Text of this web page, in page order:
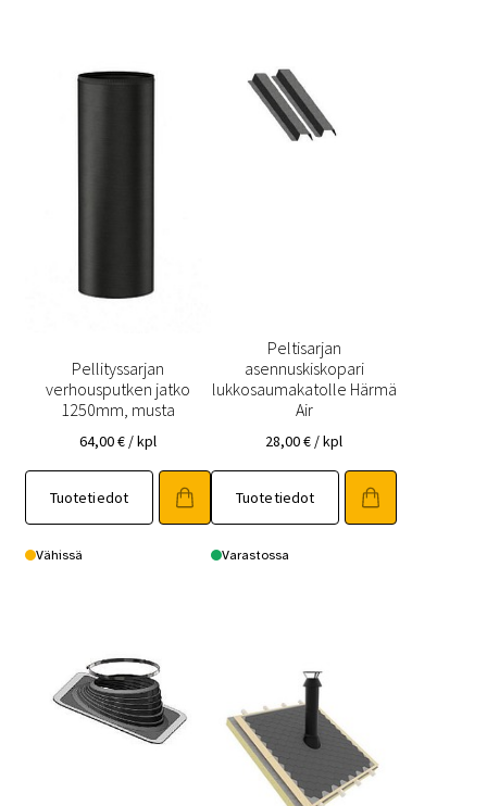
Pellityssarjan
verhousputken jatko
1250mm, musta
64,00€ / kpl
Tuotetiedot
Vähissä
Peltisarjan
asennuskiskopari
lukkosaumakatolle Härmä
Air
28,00€ / kpl
Tuotetiedot
Varastossa